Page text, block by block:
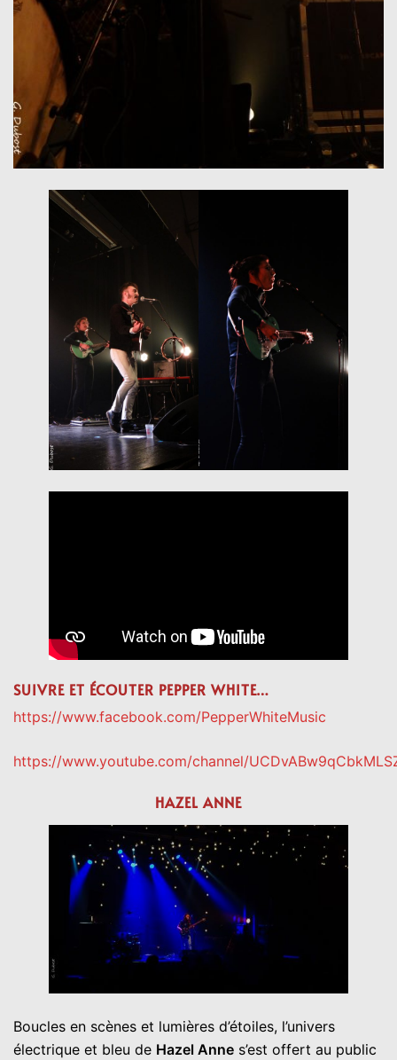
SUIVRE ET ÉCOUTER PEPPER WHITE…
https://www.facebook.com/PepperWhiteMusic
https://www.youtube.com/channel/
HAZEL ANNE
Boucles en scènes et lumières d’étoiles, l’univers
électrique et bleu de Hazel Anne s’est offert au public